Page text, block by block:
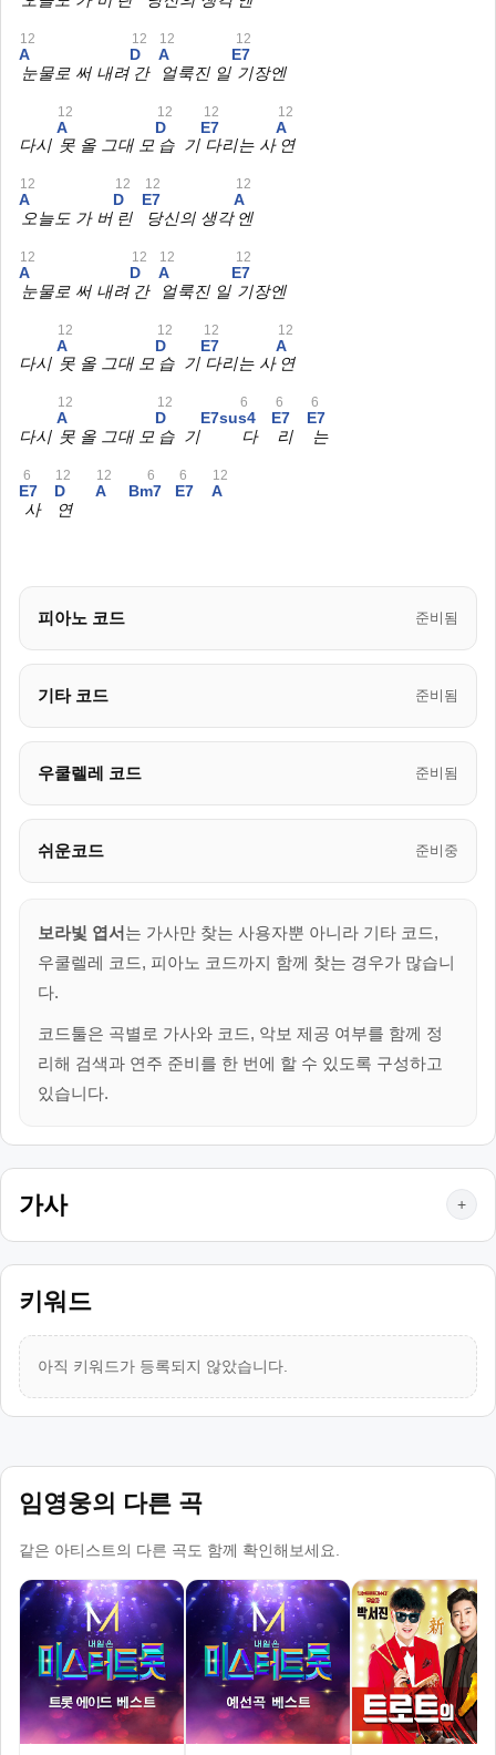
A
12
눈물로 써 내려
D
12
간
A
12
얼룩진 일
E7
12
기장엔
다시
A
12
못 올 그대 모
D
12
습 기
E7
12
다리는 사
A
12
연
A
12
오늘도 가 버
D
12
린
E7
12
당신의 생각
A
12
엔
A
12
눈물로 써 내려
D
12
간
A
12
얼룩진 일
E7
12
기장엔
다시
A
12
못 올 그대 모
D
12
습 기
E7
12
다리는 사
A
12
연
다시
A
12
못 올 그대 모
D
12
습 기
E7sus4
6
다
E7
6
리
E7
6
는
E7
6
사
D
12
연
A
12
Bm7
6
E7
6
A
12
피아노 코드 준비됨
기타 코드 준비됨
우쿨렐레 코드 준비됨
쉬운코드 준비중
보라빛 엽서는 가사만 찾는 사용자뿐 아니라 기타 코드,
우쿨렐레 코드, 피아노 코드까지 함께 찾는 경우가 많습니
다.
코드툴은 곡별로 가사와 코드, 악보 제공 여부를 함께 정
리해 검색과 연주 준비를 한 번에 할 수 있도록 구성하고
있습니다.
가사 +
키워드
아직 키워드가 등록되지 않았습니다.
임영웅의 다른 곡
같은 아티스트의 다른 곡도 함께 확인해보세요.